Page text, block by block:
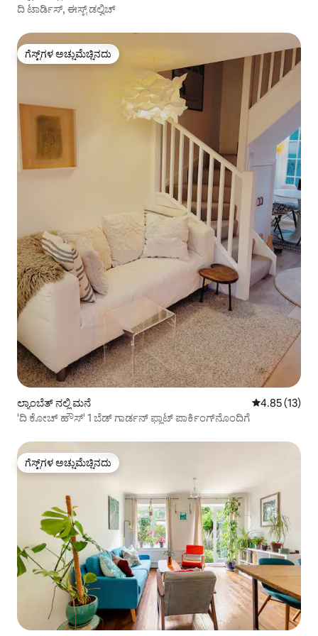
ದಿ ಟಾರ್ಡಿಸ್, ಈಸ್ಟ್ ಡಲ್ವಿಚ್
ಗೆಸ್ಟ್‌ಗಳ ಅಚ್ಚುಮೆಚ್ಚಿನದು
ಗೆಸ್ಟ್‌ಗಳ ಅಚ್ಚುಮೆಚ್ಚಿನದು
ಲ್ಯಾಂಬೆತ್ ನಲ್ಲಿ ಮನೆ 5 ರಲ್ಲಿ 4.85
4.85 (13)
'ದಿ ಕೋಚ್ ಹೌಸ್' 1 ಬೆಡ್ ಗಾರ್ಡನ್ ಫ್ಲಾಟ್ ಪಾರ್ಕಿಂಗ್‌ನೊಂದಿಗೆ
ಗೆಸ್ಟ್‌ಗಳ ಅಚ್ಚುಮೆಚ್ಚಿನದು
ಗೆಸ್ಟ್‌ಗಳ ಅಚ್ಚುಮೆಚ್ಚಿನದು